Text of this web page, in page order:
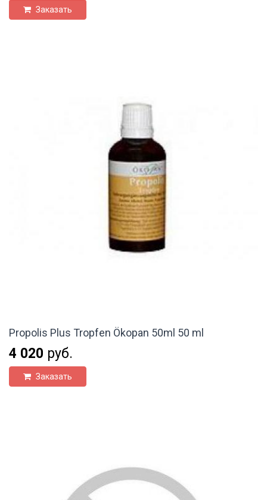
Заказать
Propolis Plus Tropfen Ökopan 50ml 50 ml
4 020 руб.
Заказать